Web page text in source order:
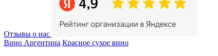
Отзывы о нас
Вино Аргентина Красное сухое вино